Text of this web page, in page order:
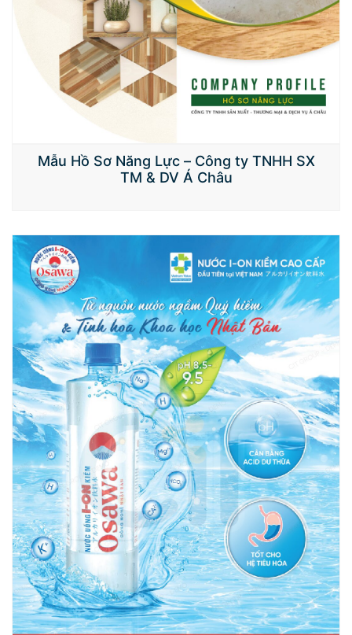
Mẫu Hồ Sơ Năng Lực – Công ty TNHH SX
TM & DV Á Châu